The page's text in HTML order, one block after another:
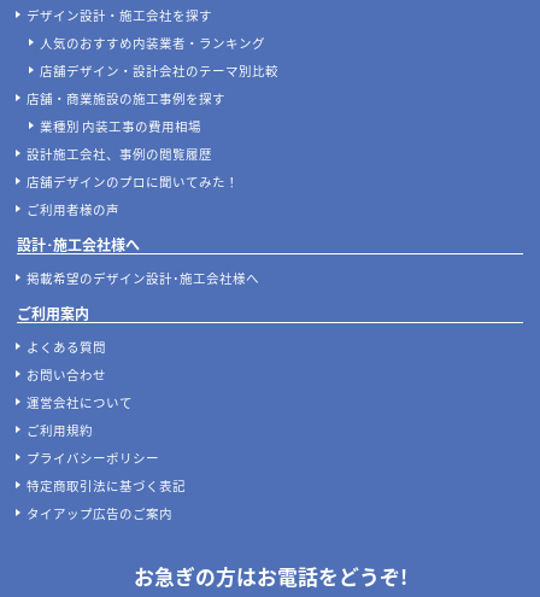
デザイン設計・施工会社を探す
人気のおすすめ内装業者・ランキング
店舗デザイン・設計会社のテーマ別比較
店舗・商業施設の施工事例を探す
業種別 内装工事の費用相場
設計施工会社、事例の閲覧履歴
店舗デザインのプロに聞いてみた！
ご利用者様の声
設計･施工会社様へ
掲載希望のデザイン設計･施工会社様へ
ご利用案内
よくある質問
お問い合わせ
運営会社について
ご利用規約
プライバシーポリシー
特定商取引法に基づく表記
タイアップ広告のご案内
お急ぎの方はお電話をどうぞ!